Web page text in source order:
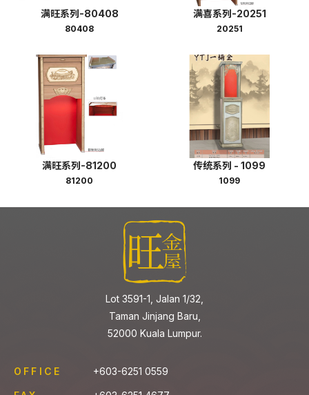
满旺系列-80408
80408
满喜系列-20251
20251
满旺系列-81200
81200
传统系列 - 1099
1099
Lot 3591-1, Jalan 1/32,
Taman Jinjang Baru,
52000 Kuala Lumpur.
OFFICE +603-6251 0559